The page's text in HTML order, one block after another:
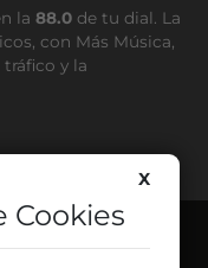
la 88.0 de tu dial. La
con Más Música,
y la
X
Cookies